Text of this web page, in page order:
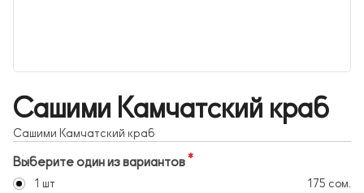
Сашими Камчатский краб
Сашими Камчатский краб
Выберите один из вариантов
1 шт 175 сом.